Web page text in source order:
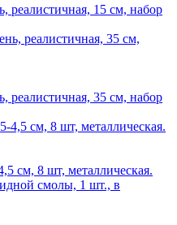
реалистичная, 15 см, набор
реалистичная, 35 см, набор
см, 8 шт, металлическая.